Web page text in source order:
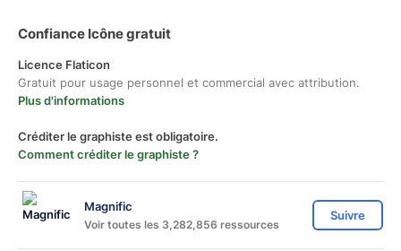
Confiance Icône gratuit
Licence Flaticon
Gratuit pour usage personnel et commercial avec attribution.
Plus d'informations
Créditer le graphiste est obligatoire.
Comment créditer le graphiste ?
Magnific
Voir toutes les 3,282,856 ressources
Suivre